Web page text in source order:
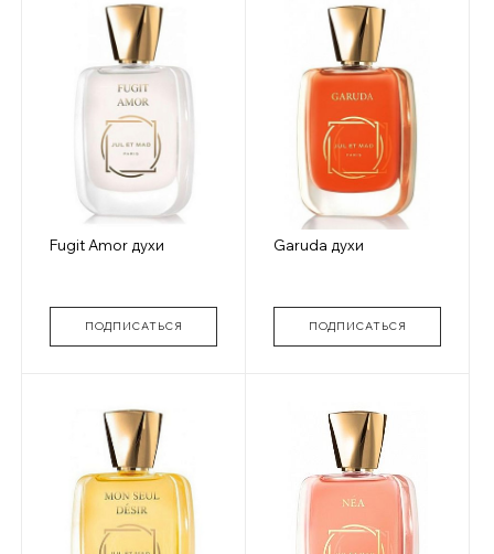
Fugit Amor духи
ПОДПИСАТЬСЯ
Garuda духи
ПОДПИСАТЬСЯ